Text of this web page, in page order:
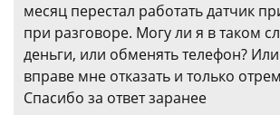
месяц перестал работать датчик
при разговоре. Могу ли я в таком
деньги, или обменять телефон?
вправе мне отказать и только
Спасибо за ответ заранее